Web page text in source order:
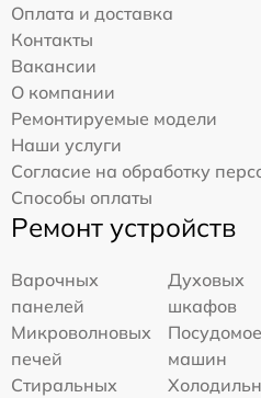
Оплата и доставка
Контакты
Вакансии
О компании
Ремонтируемые модели
Наши услуги
Согласие на обработку
Способы оплаты
Ремонт устройств
Варочных
панелей
Духовых
шкафов
Микроволновых
печей
машин
Стиральных